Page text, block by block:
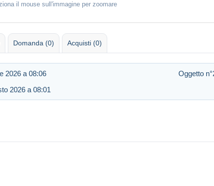
il mouse sull'immagine per zoomare
Domanda (0) Acquisti (0)
2026 a 08:06
Oggetto
2026 a 08:01